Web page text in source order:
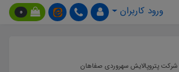
ورود کاربران 0
پتروپالایش سهروردی صفاهان